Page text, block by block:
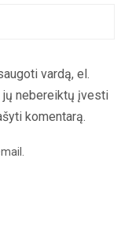
vardą, el.
jų nebereiktų įvesti
komentarą.